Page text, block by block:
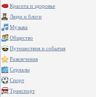
Красота и здоровье
Люди и блоги
Музыка
Общество
Путешествия и события
Развлечения
Сериалы
Спорт
Транспорт